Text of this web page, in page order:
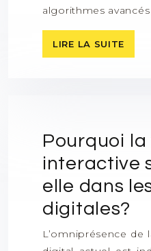
algorithmes
LIRE LA SUITE
Pourquoi la
interactive
elle dans
digitales?
L’omniprésence de